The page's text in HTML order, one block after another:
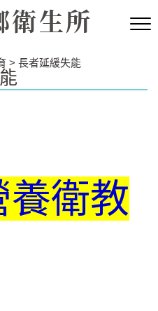
衛生所
> 長者延緩失能
養衛教